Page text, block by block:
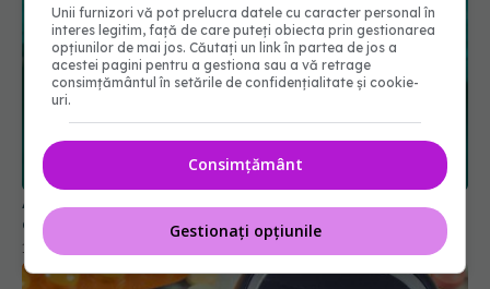
Anumite analgezice după operație pot prelungi
durerea, arată un studiu nou
19 ian 2026, 11:10
Unii furnizori vă pot prelucra datele cu caracter personal în
interes legitim, față de care puteți obiecta prin gestionarea
opțiunilor de mai jos. Căutați un link în partea de jos a
acestei pagini pentru a gestiona sau a vă retrage
consimțământul în setările de confidențialitate și cookie-
uri.
Consimțământ
Gestionați opțiunile